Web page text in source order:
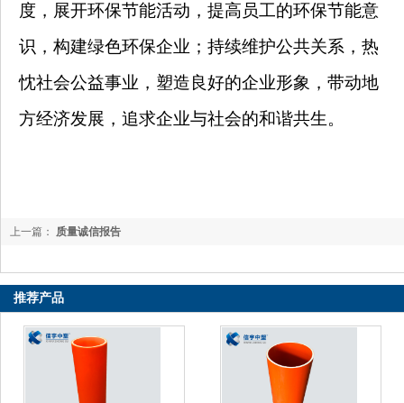
度，展开环保节能活动，提高员工的环保节能意
识，构建绿色环保企业；持续维护公共关系，热
忱社会公益事业，塑造良好的企业形象，带动地
方经济发展，追求企业与社会的和谐共生。
上一篇： 质量诚信报告
推荐产品